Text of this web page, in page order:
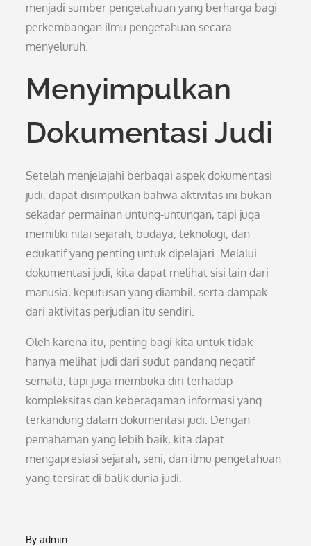
menjadi sumber pengetahuan yang berharga bagi
perkembangan ilmu pengetahuan secara
menyeluruh.
Menyimpulkan
Dokumentasi Judi
Setelah menjelajahi berbagai aspek dokumentasi
judi, dapat disimpulkan bahwa aktivitas ini bukan
sekadar permainan untung-untungan, tapi juga
memiliki nilai sejarah, budaya, teknologi, dan
edukatif yang penting untuk dipelajari. Melalui
dokumentasi judi, kita dapat melihat sisi lain dari
manusia, keputusan yang diambil, serta dampak
dari aktivitas perjudian itu sendiri.
Oleh karena itu, penting bagi kita untuk tidak
hanya melihat judi dari sudut pandang negatif
semata, tapi juga membuka diri terhadap
kompleksitas dan keberagaman informasi yang
terkandung dalam dokumentasi judi. Dengan
pemahaman yang lebih baik, kita dapat
mengapresiasi sejarah, seni, dan ilmu pengetahuan
yang tersirat di balik dunia judi.
Byadmin